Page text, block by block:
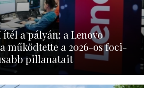
a pályán: a Lenovo
működtette a 2026-os foci-
pillanatait